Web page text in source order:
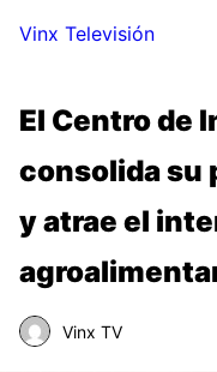
Vinx Televisión
El Centro de
consolida su
y atrae el
Vinx TV